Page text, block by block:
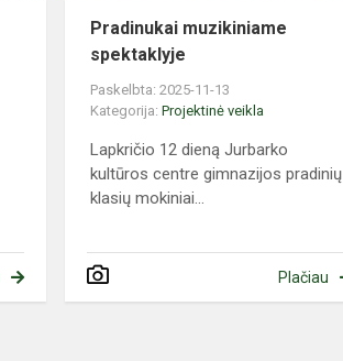
Pradinukai muzikiniame
spektaklyje
Paskelbta: 2025-11-13
Kategorija:Projektinė veikla
Lapkričio 12 dieną Jurbarko
kultūros centre gimnazijos pradinių
klasių mokiniai...
Plačiau